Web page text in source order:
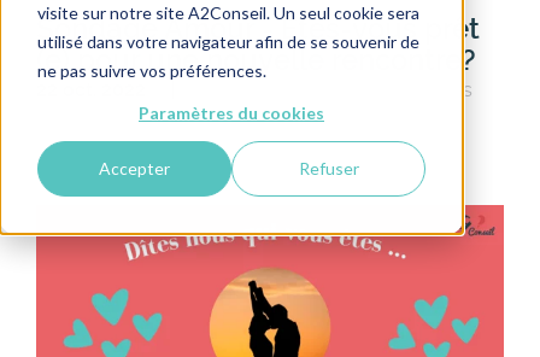
visite sur notre site A2Conseil. Un seul cookie sera
utilisé dans votre navigateur afin de se souvenir de
ne pas suivre vos préférences.
Paramètres du cookies
Accepter Refuser
Sondage Amour - Etes-vous prêt
(e) pour une nouvelle rencontre?
Actualités
Quiz - Tests - Sondages
pour Lui
Happiness Coaching